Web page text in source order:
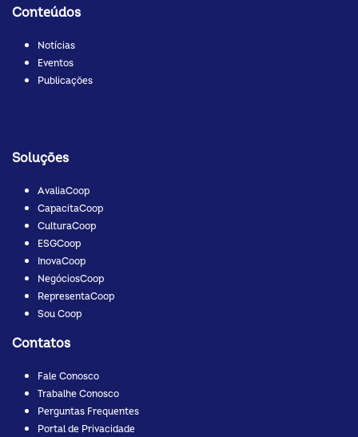
Conteúdos
Notícias
Eventos
Publicações
Soluções
AvaliaCoop
CapacitaCoop
CulturaCoop
ESGCoop
InovaCoop
NegóciosCoop
RepresentaCoop
Sou Coop
Contatos
Fale Conosco
Trabalhe Conosco
Perguntas Frequentes
Portal de Privacidade